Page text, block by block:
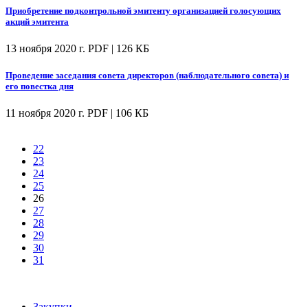
Приобретение подконтрольной эмитенту организацией голосующих
акций эмитента
13 ноября 2020 г. PDF | 126 КБ
Проведение заседания совета директоров (наблюдательного совета) и
его повестка дня
11 ноября 2020 г. PDF | 106 КБ
22
23
24
25
26
27
28
29
30
31